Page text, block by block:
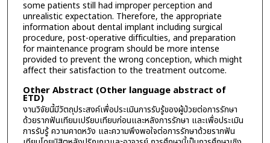
some patients still had improper perception and
unrealistic expectation. Therefore, the appropriate
information about dental implant including surgical
procedure, post-operative difficulties, and preparation
for maintenance program should be more intense
provided to prevent the wrong conception, which might
affect their satisfaction to the treatment outcome.
Other Abstract (Other language abstract of
ETD)
งานวิจัยนี้มีวัตถุประสงค์เพื่อประเมินการรับรู้ของผู้ป่วยต่อการรักษา
ด้วยรากฟันเทียมเปรียบเทียบก่อนและหลังการรักษา และเพื่อประเมิน
การรับรู้ ความคาดหวัง และความพึงพอใจต่อการรักษาด้วยรากฟัน